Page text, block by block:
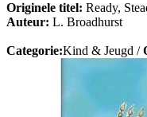
Originele titel: Ready,
Auteur: L. Broadhurst
Categorie:Kind & Jeugd /